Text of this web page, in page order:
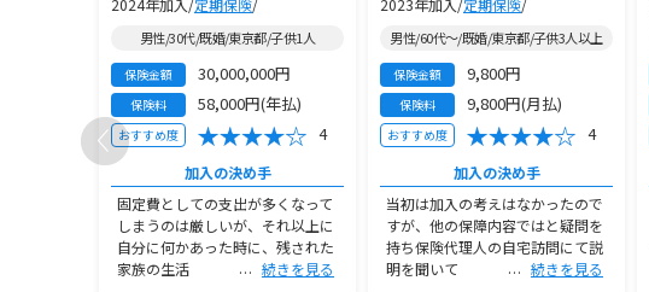
2024年加入/定期保険/
男性/30代/既婚/東京都/子供1人
保険金額 30,000,000円
保険料 58,000円(年払)
おすすめ度 4
加入の決め手
固定費としての支出が多くなって
しまうのは厳しいが、それ以上に
自分に何かあった時に、残された
家族の生活
続きを見る
2023年加入/定期保険/
男性/60代～/既婚/東京都/子供3人以上
保険金額 9,800円
保険料 9,800円(月払)
おすすめ度 4
加入の決め手
当初は加入の考えはなかったので
すが、他の保障内容ではと疑問を
持ち保険代理人の自宅訪問にて説
明を聞いて
続きを見る